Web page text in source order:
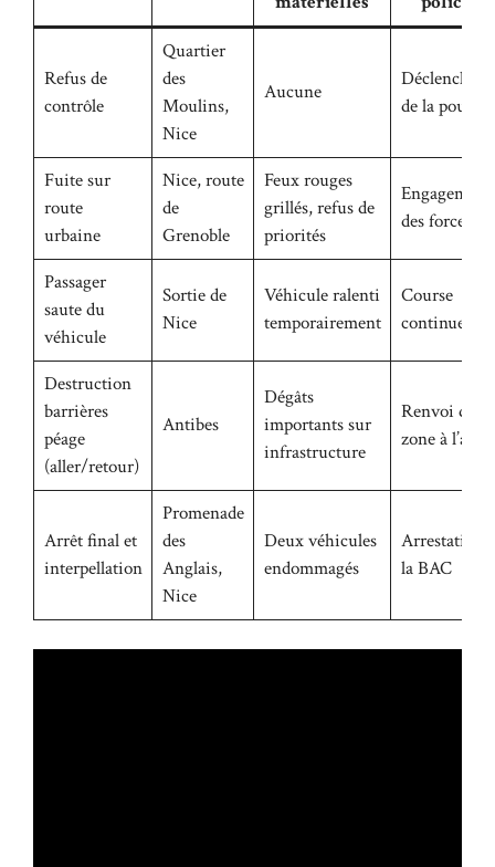
Refus de
contrôle
Quartier
des
Moulins,
Nice
Aucune
de la
Fuite sur
route
urbaine
Nice, route
de
Grenoble
Feux rouges
grillés, refus de
priorités
Engagement
des forces
Passager
saute du
véhicule
Sortie de
Nice
Véhicule ralenti
temporairement
Course
continue
Destruction
barrières
péage
(aller/retour)
Antibes
Dégâts
importants sur
infrastructure
Renvoi
zone à
Arrêt final et
interpellation
Promenade
des
Anglais,
Nice
Deux véhicules
endommagés
Arrestation
la BAC